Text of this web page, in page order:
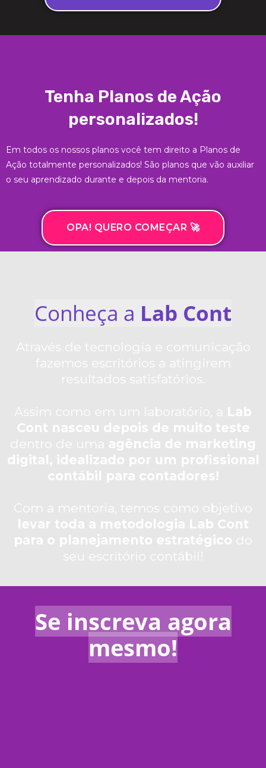
Tenha Planos de Ação
personalizados!
Em todos os nossos planos você tem direito a Planos de
Ação totalmente personalizados! São planos que vão auxiliar
o seu aprendizado durante e depois da mentoria.
OPA! QUERO COMEÇAR 🚀
Conheça a Lab Cont
Através de tecnologia e comunicação
fazemos escritórios a atingirem
resultados satisfatórios.
Assim como em um laboratório, a Lab
Cont nasceu depois de muito teste
dentro de uma agência de marketing
digital, idealizado por um profissional
contábil para contadores!
Com a mentoria, temos como objetivo
levar toda a metodologia Lab Cont
para o planejamento estratégico do
seu escritório contábil!
Se inscreva agora
mesmo!